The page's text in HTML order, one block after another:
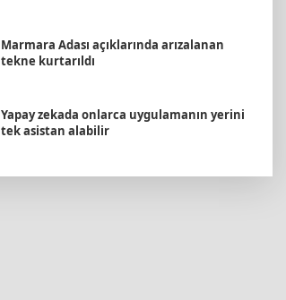
Marmara Adası açıklarında arızalanan
tekne kurtarıldı
Yapay zekada onlarca uygulamanın yerini
tek asistan alabilir